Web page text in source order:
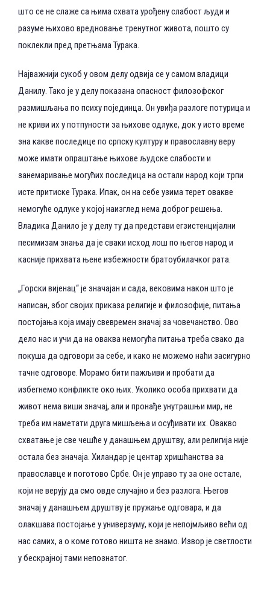
што се не слаже са њима схвата урођену слабост људи и
разуме њихово вредновање тренутног живота, пошто су
поклекли пред претњама Турака.
Најважнији сукоб у овом делу одвија се у самом владици
Данилу. Тако је у делу показана опасност филозофског
размишљања по психу појединца. Он увиђа разлоге потурица и
не криви их у потпуности за њихове одлуке, док у исто време
зна какве последице по српску културу и православну веру
може имати опраштање њихове људске слабости и
занемаривање могућих последица на остали народ који трпи
исте притиске Турака. Ипак, он на себе узима терет овакве
немогуће одлуке у којој наизглед нема доброг решења.
Владика Данило је у делу ту да представи егзистенцијални
песимизам знања да је сваки исход лош по његов народ и
касније прихвата њене избежности братоубилачког рата.
„Горски вијенац“ је значајан и сада, вековима након што је
написан, због својих приказа религије и филозофије, питања
постојања која имају свевремен значај за човечанство. Ово
дело нас и учи да на оваква немогућа питања треба свако да
покуша да одговори за себе, и како не можемо наћи засигурно
тачне одговоре. Морамо бити пажљиви и пробати да
избегнемо конфликте око њих. Уколико особа прихвати да
живот нема виши значај, али и пронађе унутрашњи мир, не
треба им наметати друга мишљења и осуђивати их. Овакво
схватање је све чешће у данашњем друштву, али религија није
остала без значаја. Хиландар је центар хришћанства за
православце и поготово Србе. Он је управо ту за оне остале,
који не верују да смо овде случајно и без разлога. Његов
значај у данашњем друштву је пружање одговара, и да
олакшава постојање у универзуму, који је непојмљиво већи од
нас самих, а о коме готово ништа не знамо. Извор је светлости
у бескрајној тами непознатог.